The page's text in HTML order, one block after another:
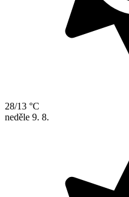
28/13 °C
neděle 9. 8.